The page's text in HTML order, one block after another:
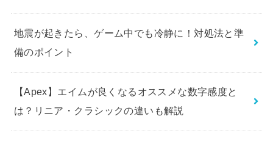
地震が起きたら、ゲーム中でも冷静に！対処法と準
備のポイント
【Apex】エイムが良くなるオススメな数字感度と
は？リニア・クラシックの違いも解説